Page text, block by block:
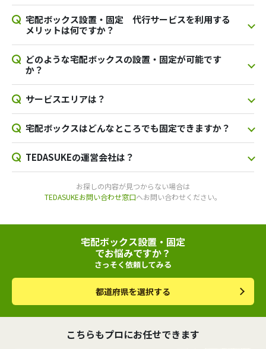
宅配ボックス設置・固定 代行サービスを利用する
メリットは何ですか？
どのような宅配ボックスの設置・固定が可能です
か？
サービスエリアは？
宅配ボックスはどんなところでも固定できますか？
TEDASUKEの運営会社は？
お探しの内容が見つからない場合は
TEDASUKEお問い合わせ窓口へお問い合わせください。
宅配ボックス設置・固定
でお悩みですか？
さっそく依頼してみる
都道府県を選択する
こちらもプロにお任せできます